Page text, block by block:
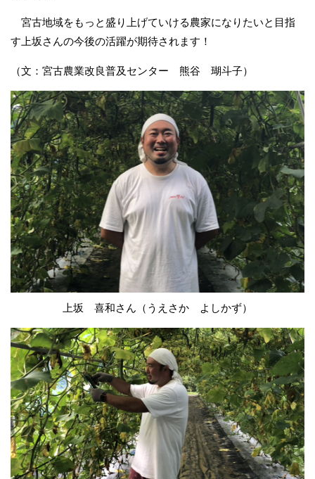
宮古地域をもっと盛り上げていける農家になりたいと目指
す上坂さんの今後の活躍が期待されます！
（文：宮古農業改良普及センター 熊谷 瑚斗子）
上坂 喜和さん（うえさか よしかず）